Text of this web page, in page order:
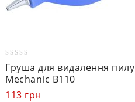
out
of
5
Груша для видалення пилу
Mechanic B110
113 грн